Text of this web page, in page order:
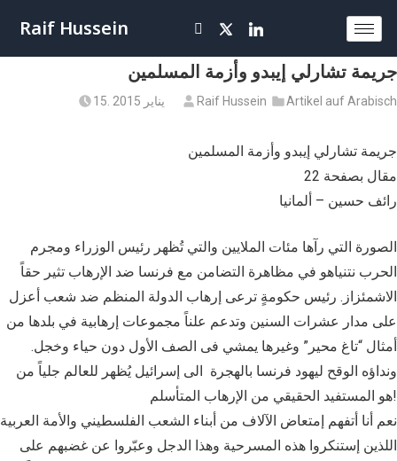
Raif Hussein
جريمة تشارلي إيبدو وأزمة المسلمين
15. يناير 2015 Raif Hussein Artikel auf Arabisch
جريمة تشارلي إيبدو وأزمة المسلمين
مقال بصفحة 22
رائف حسين – ألمانيا
الصورة التي رآها مئات الملايين والتي تُظهر رئيس الوزراء ومجرم
الحرب نتنياهو في مظاهرة التضامن مع فرنسا ضد الإرهاب تثير حقاً
الاشمئزاز. رئيس حكومةٍ ترعى إرهاب الدولة المنظم ضد شعب أعزل
على مدار عشرات السنين وتدعم علناً مجموعات إرهابية في بلدها من
أمثال “تاغ محير” وغيرها يمشي فى الصف الأول دون حياء وخجل.
ونداؤه الوقح ليهود فرنسا بالهجرة الى إسرائيل يُظهر للعالم جلياً من
هو المستفيد الحقيقي من الإرهاب المتأسلم!
نعم أنا أتفهم إمتعاض الآلاف من أبناء الشعب الفلسطيني والأمة العربية
اللذين إستنكروا هذه المسرحية وهذا الدجل وعبّروا عن غضبهم على